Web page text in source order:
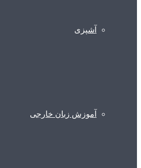
آشپزی
آموزش زبان خارجی